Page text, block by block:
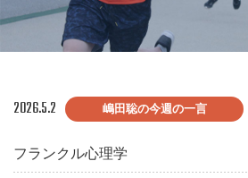
2026.5.2 嶋田聡の今週の一言
フランクル心理学